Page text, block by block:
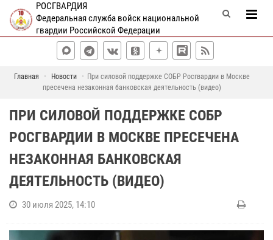
РОСГВАРДИЯ
Федеральная служба войск национальной
гвардии Российской Федерации
Главная Новости
При силовой поддержке СОБР Росгвардии в Москве
пресечена незаконная банковская деятельность (видео)
ПРИ СИЛОВОЙ ПОДДЕРЖКЕ СОБР
РОСГВАРДИИ В МОСКВЕ ПРЕСЕЧЕНА
НЕЗАКОННАЯ БАНКОВСКАЯ
ДЕЯТЕЛЬНОСТЬ (ВИДЕО)
30 июля 2025, 14:10